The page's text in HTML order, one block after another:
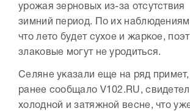
урожая зерновых из-за отсутствия
зимний период. По их наблюдениям,
что лето будет сухое и жаркое,
злаковые могут не уродиться.
Селяне указали еще на ряд примет,
ранее сообщало V102.RU,
холодной и затяжной весне, что